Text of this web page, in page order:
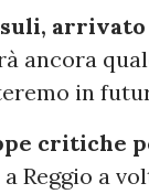
ancora
in
critiche
a Reggio a